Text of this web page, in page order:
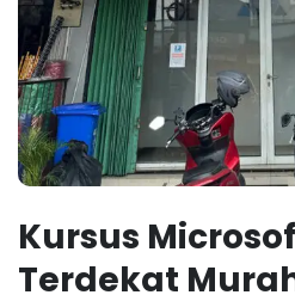
Kursus
Terdekat